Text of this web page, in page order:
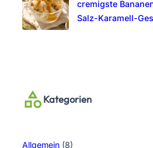
cremigste
Salz-Karamell-
Kategorien
Allgemein (8)